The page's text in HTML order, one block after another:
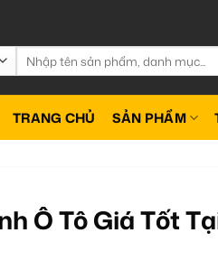
Tìm
kiếm:
TRANG CHỦ SẢN PHẨM
Ô Tô Giá Tốt